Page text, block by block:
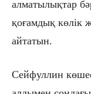
алматылықтар
қоғамдық көлік
айтатын.
Сейфуллин